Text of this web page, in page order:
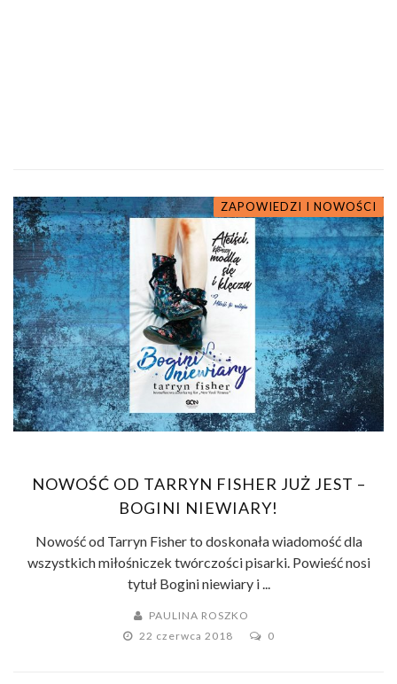
ZAPOWIEDZI I NOWOŚCI
NOWOŚĆ OD TARRYN FISHER JUŻ JEST –
BOGINI NIEWIARY!
Nowość od Tarryn Fisher to doskonała wiadomość dla
wszystkich miłośniczek twórczości pisarki. Powieść nosi
tytuł Bogini niewiary i ...
PAULINA ROSZKO
22 czerwca 2018
0